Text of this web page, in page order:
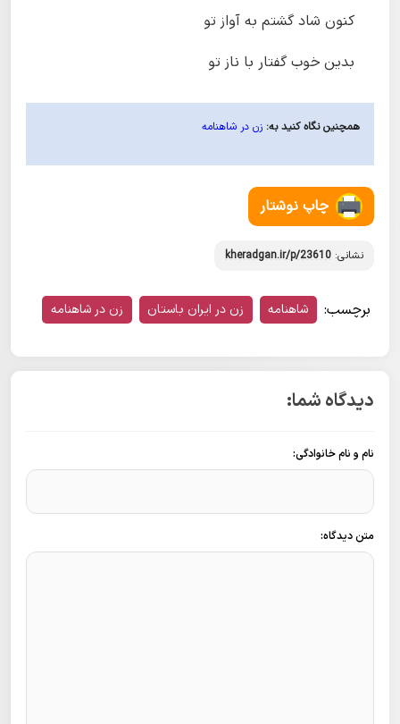
کنون شاد گشتم به آواز تو
بدین خوب گفتار با ناز تو
همچنین نگاه کنید به: زن در شاهنامه
چاپ نوشتار
نشانی: kheradgan.ir/p/23610
برچسب: شاهنامه زن در ایران باستان زن در شاهنامه
دیدگاه شما:
نام و نام خانوادگی:
متن دیدگاه: